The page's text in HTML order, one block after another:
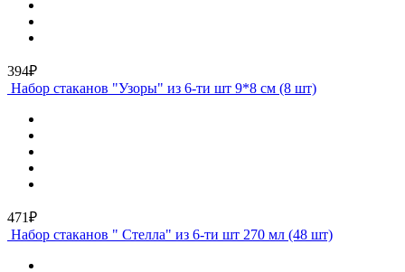
394₽
Набор стаканов "Узоры" из 6-ти шт 9*8 см (8 шт)
471₽
Набор стаканов " Стелла" из 6-ти шт 270 мл (48 шт)